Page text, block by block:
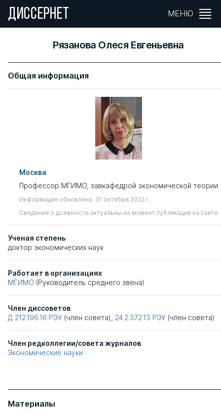
ДИССЕРНЕТ МЕНЮ
Рязанова Олеся Евгеньевна
Общая информация
Москва
Профессор МГИМО, завкафедрой экономической теории
Информация обновлена: 31 октября 2022 г.
Сведения о должности актуальны на момент публикации на сайте
Ученая степень
доктор экономических наук
Работает в организациях
МГИМО (Руководитель среднего звена)
Член диссоветов
Д 212.196.16 РЭУ (член совета), 24.2.372.13 РЭУ (член совета)
Член редколлегии/совета журналов
Экономические науки
Материалы